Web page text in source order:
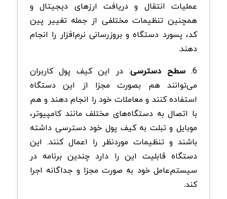
عملیات انتقال و دریافت ارزهای دیجیتال و
همچنین تنظیمات مختلفی از جمله تغییر پین
کد، پسورد دستگاه و بروزرسانی نرم‌افزار را انجام
دهند.
6. سطح دسترسی: در این کیف پول کاربران
می‌توانند هم بصورت مجزا از این دستگاه
استفاده کنند و معاملات خود را انجام دهند و هم
با اتصال به دستگاه‌های مختلف مانند کامپیوتر،
موبایل و تبلت به کیف پول خود دسترسی داشته
باشند و تنظیمات موردنظر را اعمال کنند. این
دستگاه قابلیت این را دارد چندین برنامه در
سیستم‌عامل خود به صورت مجزا و جداگانه اجرا
کند.